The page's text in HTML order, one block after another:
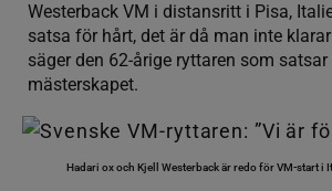
Westerback VM i distansritt i Pisa,
satsa för hårt, det är då man inte
säger den 62-årige ryttaren som
mästerskapet.
Hadari ox och Kjell Westerback är redo för VM-start i